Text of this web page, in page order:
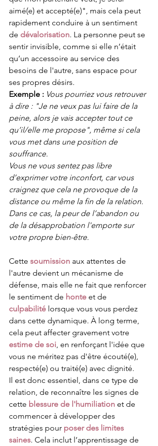
aimé(e) et accepté(e)", mais cela peut
rapidement conduire à un sentiment
de dévalorisation. La personne peut se
sentir invisible, comme si elle n’était
qu’un accessoire au service des
besoins de l'autre, sans espace pour
ses propres désirs.
Exemple : Vous pourriez vous retrouver
à dire : "Je ne veux pas lui faire de la
peine, alors je vais accepter tout ce
qu’il/elle me propose", même si cela
vous met dans une position de
souffrance.
Vous ne vous sentez pas libre
d’exprimer votre inconfort, car vous
craignez que cela ne provoque de la
distance ou même la fin de la relation.
Dans ce cas, la peur de l’abandon ou
de la désapprobation l'emporte sur
votre propre bien-être.
Cette soumission aux attentes de
l'autre devient un mécanisme de
défense, mais elle ne fait que renforcer
le sentiment de honte et de
culpabilité lorsque vous vous perdez
dans cette dynamique. À long terme,
cela peut affecter gravement votre
estime de soi , en renforçant l'idée que
vous ne méritez pas d'être écouté(e),
respecté(e) ou traité(e) avec dignité.
Il est donc essentiel, dans ce type de
relation, de reconnaître les signes de
cette blessure de l'humiliation et de
commencer à développer des
stratégies pour poser des limites
saines. Cela inclut l’apprentissage de